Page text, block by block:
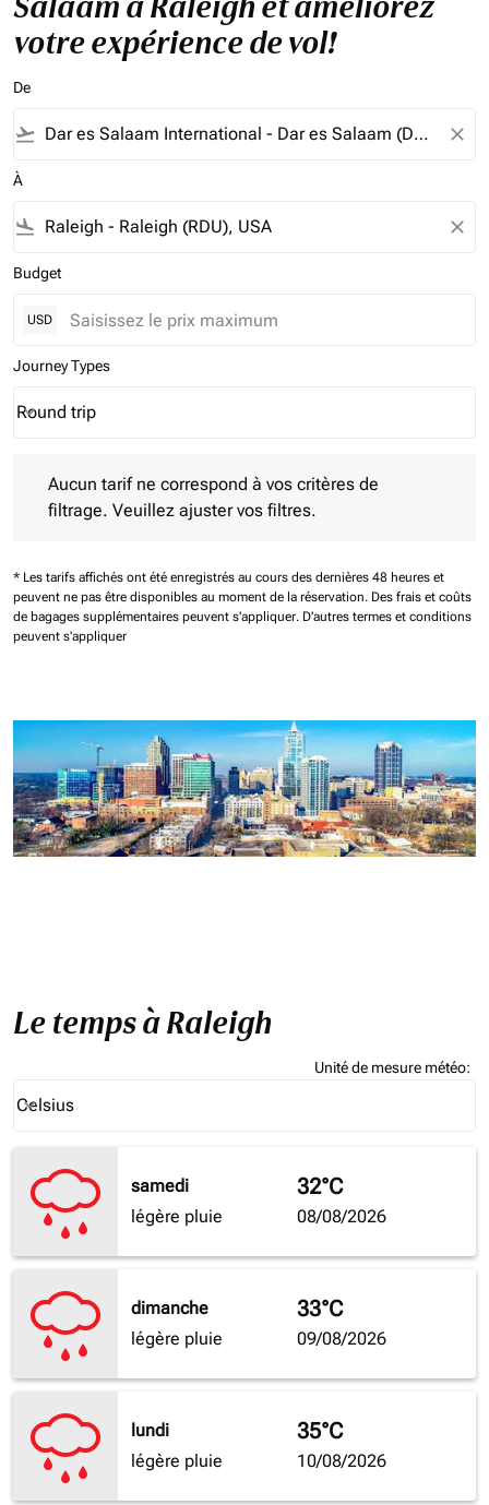
votre expérience de vol!
De
flight_takeoff close
À
flight_land close
Budget
USD
Journey Types
Journey Types option Round trip Selected
Round trip
keyboard_arrow_down
Aucun tarif ne correspond à vos critères de
filtrage. Veuillez ajuster vos filtres.
* Les tarifs affichés ont été enregistrés au cours des dernières 48 heures et
peuvent ne pas être disponibles au moment de la réservation. Des frais et coûts
de bagages supplémentaires peuvent s'appliquer. D'autres termes et conditions
peuvent s'appliquer
Le temps à Raleigh
Unité de mesure météo:
Celsius
keyboard_arrow_down
samedi
légère pluie
32°C
08/08/2026
dimanche
légère pluie
33°C
09/08/2026
lundi
légère pluie
35°C
10/08/2026